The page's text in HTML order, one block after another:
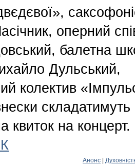
оперний
балетна
Дульський,
колектив
складатимуть
квиток на концерт.
Анонс